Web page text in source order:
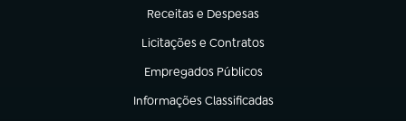
Receitas e Despesas
(abre em nova aba)
Licitações e Contratos
(abre em nova aba)
Empregados Públicos
(abre em nova aba)
Informações Classificadas
(abre em nova aba)